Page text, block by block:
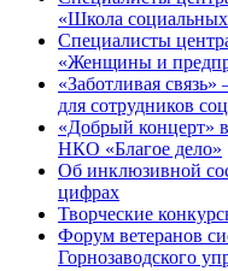
«Школа
Специалисты
«Женщины и
«Заботливая
для сотрудников
«Добрый концерт»
НКО «Благое дело»
Об инклюзивной
цифрах
Творческие
Форум ветеранов
Горнозаводского